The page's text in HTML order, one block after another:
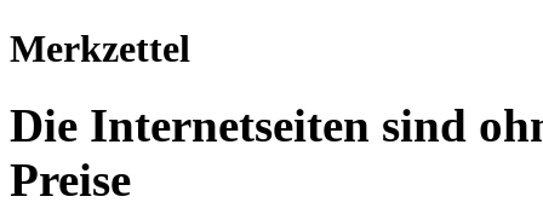
Merkzettel
Die Internetseiten sind
Preise